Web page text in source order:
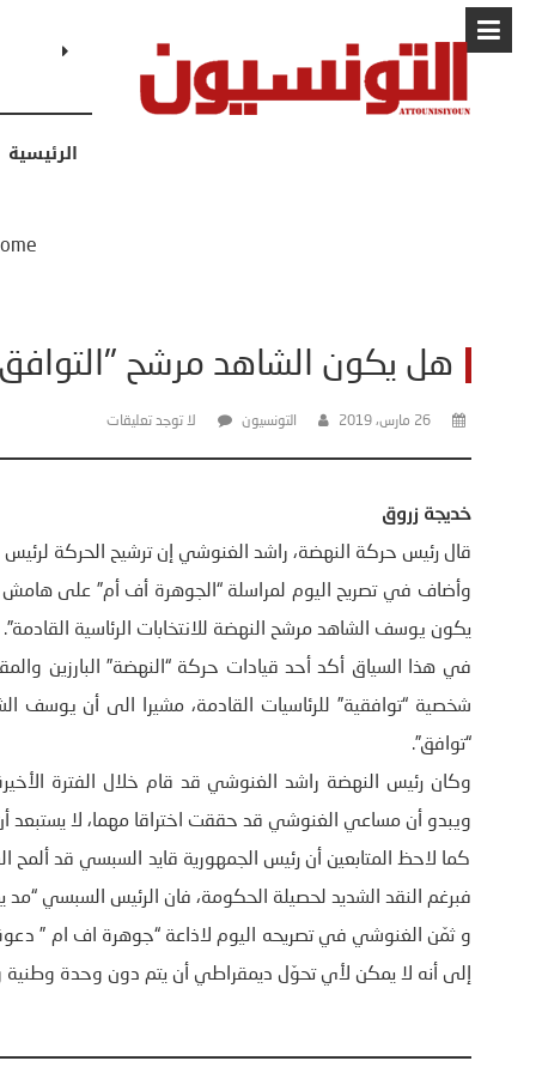
البابا: “لا
الرئيسية
هل يكون الشاهد مرشح "التوافق"
26 مارس، 2019 التونسيون لا توجد تعليقات
خديجة زروق
قال رئيس حركة النهضة، راشد الغنوشي إن ترشيح الحركة لرئيس
وأضاف في تصريح اليوم لمراسلة “الجوهرة أف أم” على هامش
يكون يوسف الشاهد مرشح النهضة للانتخابات الرئاسية القادمة”.
في هذا السياق أكد أحد قيادات حركة “النهضة” البارزين
شخصية “توافقية” للرئاسيات القادمة، مشيرا الى أن يوسف
“توافق”.
وكان رئيس النهضة راشد الغنوشي قد قام خلال الفترة
ويبدو أن مساعي الغنوشي قد حققت اختراقا مهما، لا يستبعد أن
كما لاحظ المتابعين أن رئيس الجمهورية قايد السبسي قد
فبرغم النقد الشديد لحصيلة الحكومة، فان الرئيس السبسي “مد
و ثمّن الغنوشي في تصريحه اليوم لاذاعة “جوهرة اف ام ”
إلى أنه لا يمكن لأي تحوّل ديمقراطي أن يتم دون وحدة وطنية